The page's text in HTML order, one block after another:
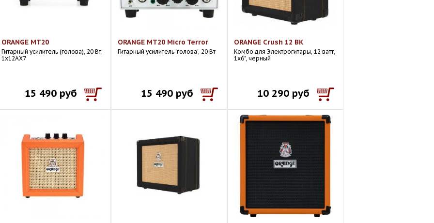
ORANGE MT20
Гитарный усилитель (голова), 20 Вт,
1х12АХ7
15 490 руб
ORANGE MT20 Micro Terror
Гитарный усилитель 'голова', 20 Вт
15 490 руб
ORANGE Crush 12 BK
Комбо для Электрогитары, 12 ватт,
1х6", черный
10 290 руб